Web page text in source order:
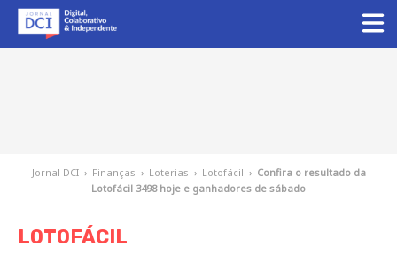
Jornal DCI › Finanças › Loterias › Lotofácil › Confira o resultado da
Lotofácil 3498 hoje e ganhadores de sábado
LOTOFÁCIL